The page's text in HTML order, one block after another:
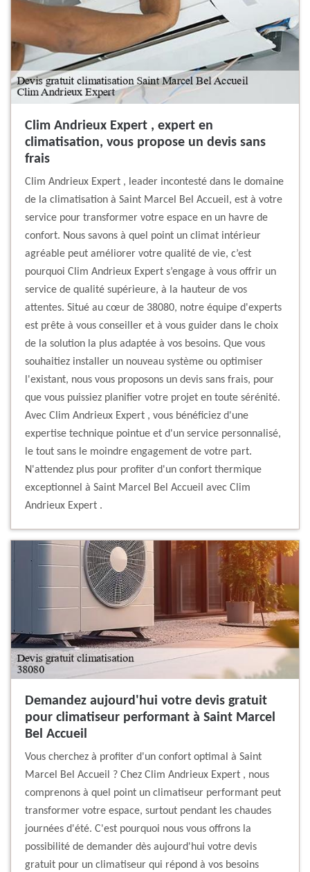
Clim Andrieux Expert , expert en
climatisation, vous propose un devis sans
frais
Clim Andrieux Expert , leader incontesté dans le domaine
de la climatisation à Saint Marcel Bel Accueil, est à votre
service pour transformer votre espace en un havre de
confort. Nous savons à quel point un climat intérieur
agréable peut améliorer votre qualité de vie, c’est
pourquoi Clim Andrieux Expert s’engage à vous offrir un
service de qualité supérieure, à la hauteur de vos
attentes. Situé au cœur de 38080, notre équipe d'experts
est prête à vous conseiller et à vous guider dans le choix
de la solution la plus adaptée à vos besoins. Que vous
souhaitiez installer un nouveau système ou optimiser
l'existant, nous vous proposons un devis sans frais, pour
que vous puissiez planifier votre projet en toute sérénité.
Avec Clim Andrieux Expert , vous bénéficiez d'une
expertise technique pointue et d'un service personnalisé,
le tout sans le moindre engagement de votre part.
N'attendez plus pour profiter d'un confort thermique
exceptionnel à Saint Marcel Bel Accueil avec Clim
Andrieux Expert .
Demandez aujourd'hui votre devis gratuit
pour climatiseur performant à Saint Marcel
Bel Accueil
Vous cherchez à profiter d'un confort optimal à Saint
Marcel Bel Accueil ? Chez Clim Andrieux Expert , nous
comprenons à quel point un climatiseur performant peut
transformer votre espace, surtout pendant les chaudes
journées d'été. C'est pourquoi nous vous offrons la
possibilité de demander dès aujourd'hui votre devis
gratuit pour un climatiseur qui répond à vos besoins